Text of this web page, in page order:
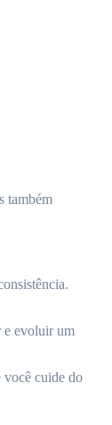
também
e evoluir um
você cuide do